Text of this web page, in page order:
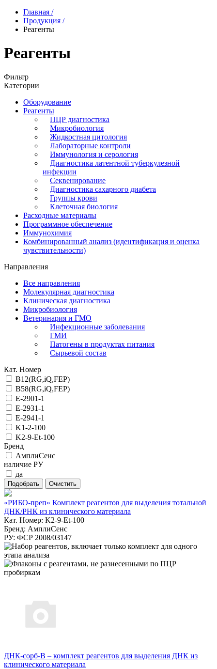
Главная /
Продукция /
Реагенты
Реагенты
Фильтр
Категории
Оборудование
Реагенты
ПЦР диагностика
Микробиология
Жидкостная цитология
Лабораторные контроли
Иммунология и серология
Диагностика латентной туберкулезной
инфекции
Секвенирование
Диагностика сахарного диабета
Группы крови
Клеточная биология
Расходные материалы
Программное обеспечение
Иммунохимия
Комбинированный анализ (идентификация и оценка
чувствительности)
Направления
Все направления
Молекулярная диагностика
Клиническая диагностика
Микробиология
Ветеринария и ГМО
Инфекционные заболевания
ГМИ
Патогены в продуктах питания
Сырьевой состав
Кат. Номер
B12(RG,iQ,FEP)
B58(RG,iQ,FEP)
E-2901-1
E-2931-1
E-2941-1
K1-2-100
K2-9-Et-100
Бренд
АмплиСенс
наличие РУ
да
«РИБО-преп» Комплект реагентов для выделения тотальной
ДНК/РНК из клинического материала
Кат. Номер: K2-9-Et-100
Бренд: АмплиСенс
РУ: ФСР 2008/03147
ДНК-сорб-В – комплект реагентов для выделения ДНК из
клинического материала